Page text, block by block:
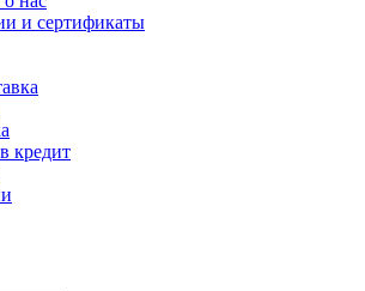
и сертификаты
кредит